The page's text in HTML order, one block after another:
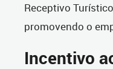
Receptivo
promovendo o
Incentivo